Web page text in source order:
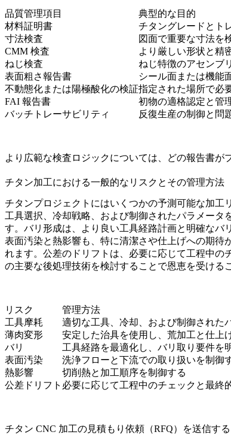
品質管理項目
典型的な目的
材料証明書
チタングレードとト
寸法検査
図面で重要な寸法を
CMM 検査
より厳しい形状と精
ねじ検査
ねじ特徴のアセンブ
表面粗さ報告書
シール面または機能
不動態化または陽極酸化の検証指定された場所で必
FAI 報告書
初物の適格認定と管
バッチトレーサビリティ
反復生産の制御と問
より広範な検査ロジックについては、どの報告書が
チタン加工における一般的なリスクとその管理方法
チタンプロジェクトにはいくつかの予測可能な加
工具選択、冷却戦略、および制御されたパラメー
す。バリ形成は、より良い工具経路計画と明確なバ
表面汚染と熱影響も、特に清潔さや仕上げへの期待
れます。公差のドリフトは、必要に応じて工程中の
の主要な後処理技術を検討することで恩恵を受ける
リスク
管理方法
工具摩耗
適切な工具、冷却、および制御された
薄肉変形
安定した治具を使用し、荒加工と仕上
バリ
工具経路を最適化し、バリ取り要件を
表面汚染
洗浄フローと下流での取り扱いを制御
熱影響
切削熱と加工順序を制御する
公差ドリフト 必要に応じて工程中のチェックと最終
チタン CNC 加工の見積もり依頼（RFQ）を送信する